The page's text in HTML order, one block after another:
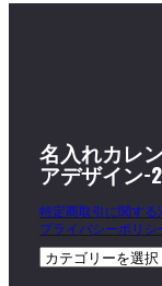
名入れカレ
アデザイン-
特定商取引に関す
プライバシーポリシ
カ